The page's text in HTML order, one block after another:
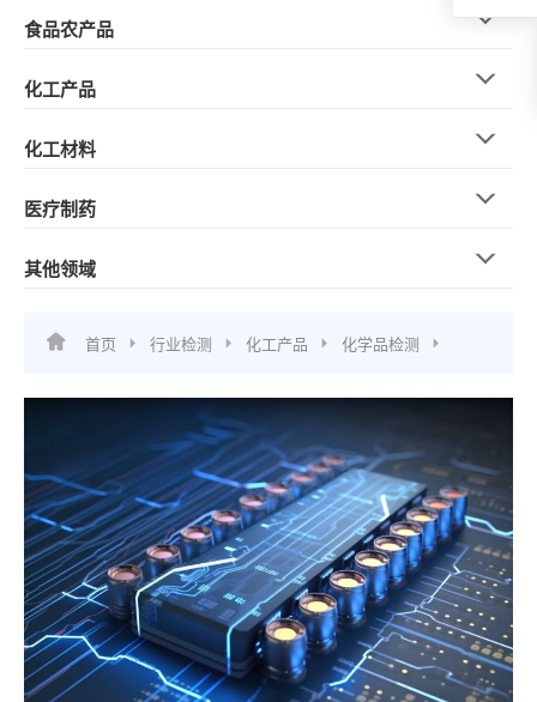
食品农产品
化工产品
化工材料
医疗制药
其他领域
首页 行业检测 化工产品 化学品检测